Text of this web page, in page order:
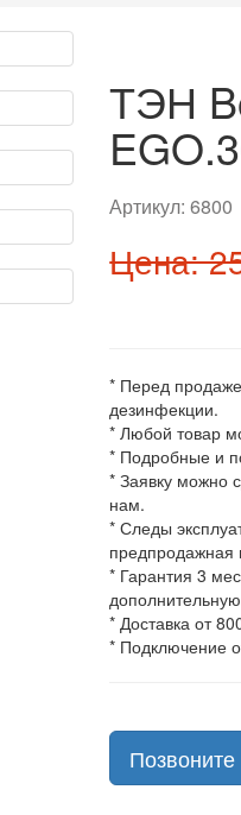
ТЭН
Артикул:6800
Цена:
* Перед
дезинфекции.
* Любой товар
* Подробные и
* Заявку можно
нам.
* Следы
предпродажная
* Гарантия 3
* Доставка от
* Подключение